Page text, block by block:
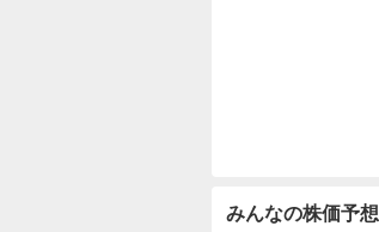
みんなの株価予想